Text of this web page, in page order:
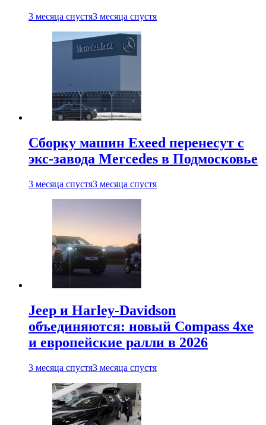
3 месяца спустя3 месяца спустя
Сборку машин Exeed перенесут с
экс-завода Mercedes в Подмосковье
3 месяца спустя3 месяца спустя
Jeep и Harley-Davidson
объединяются: новый Compass 4xe
и европейские ралли в 2026
3 месяца спустя3 месяца спустя